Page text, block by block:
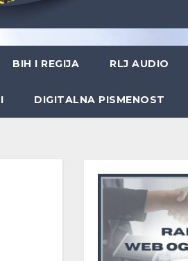
BIH I REGIJA RLJ AUDIO
DIGITALNA PISMENOST